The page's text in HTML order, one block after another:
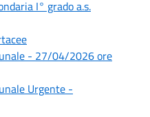
I° grado a.s.
- 27/04/2026 ore
Urgente -